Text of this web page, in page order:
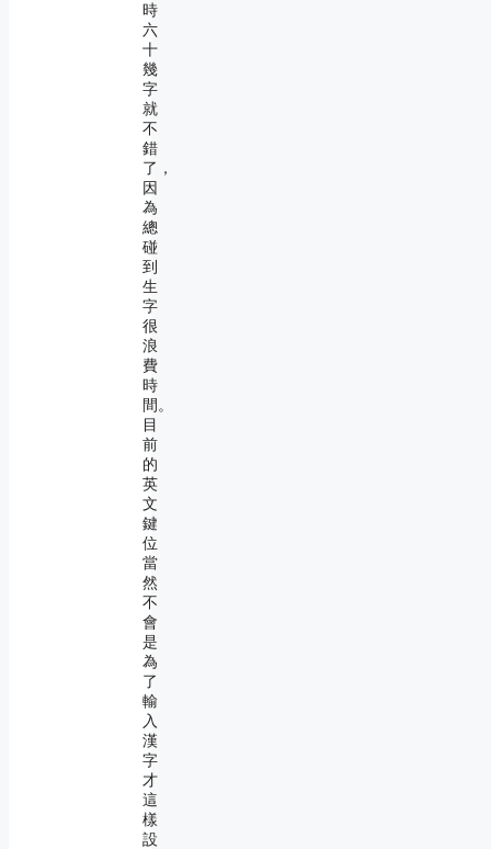
時
六
十
幾
字
就
不
錯
了，
因
為
總
碰
到
生
字
很
浪
費
時
間。
目
前
的
英
文
鍵
位
當
然
不
會
是
為
了
輸
入
漢
字
才
這
樣
設